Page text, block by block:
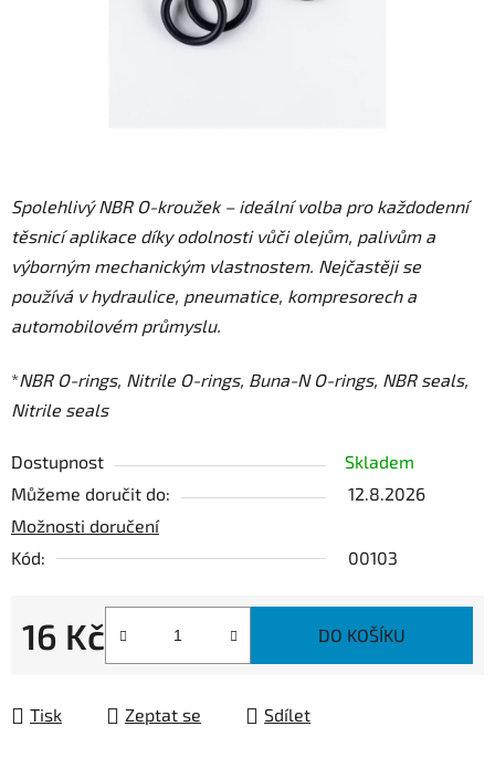
Spolehlivý NBR O-kroužek – ideální volba pro každodenní
těsnicí aplikace díky odolnosti vůči olejům, palivům a
výborným mechanickým vlastnostem. Nejčastěji se
používá v hydraulice, pneumatice, kompresorech a
automobilovém průmyslu.
*NBR O-rings, Nitrile O-rings, Buna-N O-rings, NBR seals,
Nitrile seals
Dostupnost
Skladem
Můžeme doručit do:
12.8.2026
Možnosti doručení
Kód:
00103
16 Kč
Měrná cena:
DO KOŠÍKU
Tisk Zeptat se Sdílet